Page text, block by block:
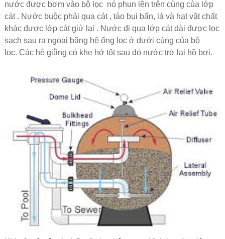
nước được bơm vào bộ lọc nó phun lên trên cùng của lớp
cát . Nước buộc phải qua cát , tảo bụi bẩn, lá và hạt vật chất
khác được lớp cát giử lại . Nước đi qua lớp cát dài được lọc
sạch sau ra ngoại băng hệ ống lọc ở dưới cùng của bộ
lọc. Các hệ giằng có khe hở tốt sau đó nước trở lại hồ bơi.